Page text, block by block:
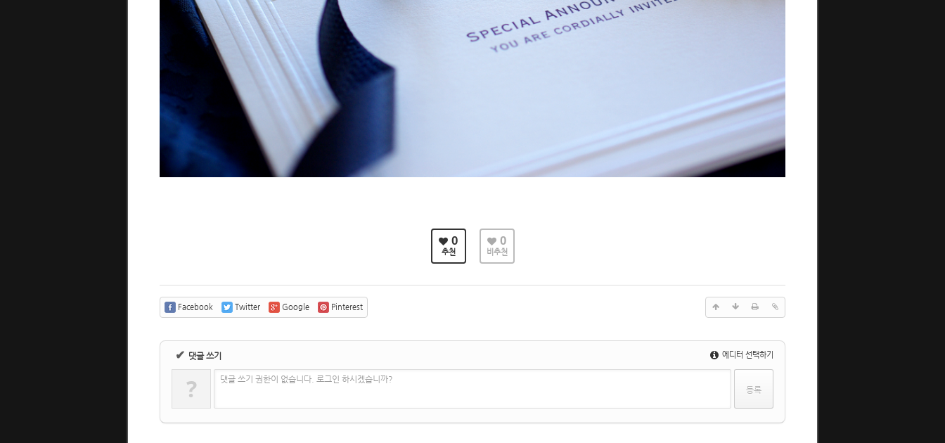
0
추천
0
비추천
Facebook Twitter Google Pinterest
✔ 댓글 쓰기 에디터 선택하기
? 댓글 쓰기 권한이 없습니다. 로그인 하시겠습니까?